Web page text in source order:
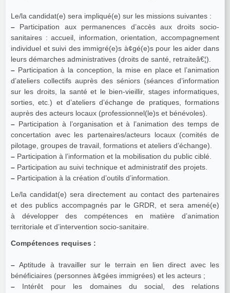
Le/la candidat(e) sera impliqué(e) sur les missions suivantes :
– Participation aux permanences d’accès aux droits socio-
sanitaires : accueil, information, orientation, accompagnement
individuel et suivi des immigré(e)s à¢gé(e)s pour les aider dans
leurs démarches administratives (droits de santé, retraiteâ€¦).
– Participation à la conception, la mise en place et l’animation
d’ateliers collectifs auprès des séniors (séances d’information
sur les droits, la santé et le bien-vieillir, stages informatiques,
sorties, etc.) et d’ateliers d’échange de pratiques, formations
auprès des acteurs locaux (professionnel(le)s et bénévoles).
– Participation à l’organisation et à l’animation des temps de
concertation avec les partenaires/acteurs locaux (comités de
pilotage, groupes de travail, formations et ateliers d’échange).
– Participation à l’information et la mobilisation du public ciblé.
– Participation au suivi technique et administratif des projets.
– Participation à la création d’outils d’information.
Le/la candidat(e) sera directement au contact des partenaires
et des publics accompagnés par le GRDR, et sera amené(e)
à développer des compétences en matière d’animation
territoriale et d’intervention socio-sanitaire.
Compétences requises :
– Aptitude à travailler sur le terrain en lien direct avec les
bénéficiaires (personnes à¢gées immigrées) et les acteurs ;
– Intérêt pour les domaines du social, des relations